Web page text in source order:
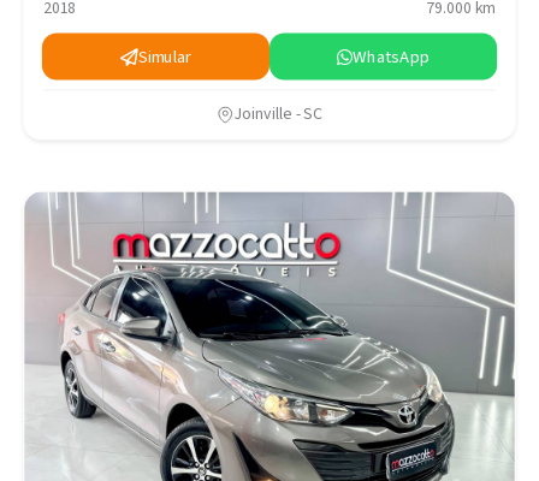
2018 79.000 km
Simular WhatsApp
Joinville - SC